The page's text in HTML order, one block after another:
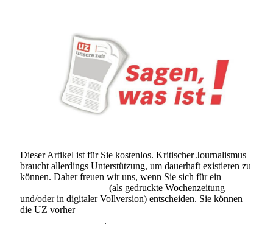
Dieser Artikel ist für Sie kostenlos. Kritischer Journalismus
braucht allerdings Unterstützung, um dauerhaft existieren zu
können. Daher freuen wir uns, wenn Sie sich für ein
(als gedruckte Wochenzeitung
und/oder in digitaler Vollversion) entscheiden. Sie können
die UZ vorher
.